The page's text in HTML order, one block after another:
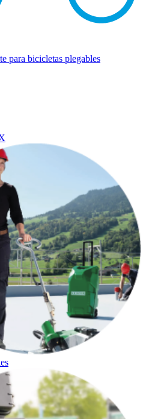
para bicicletas plegables